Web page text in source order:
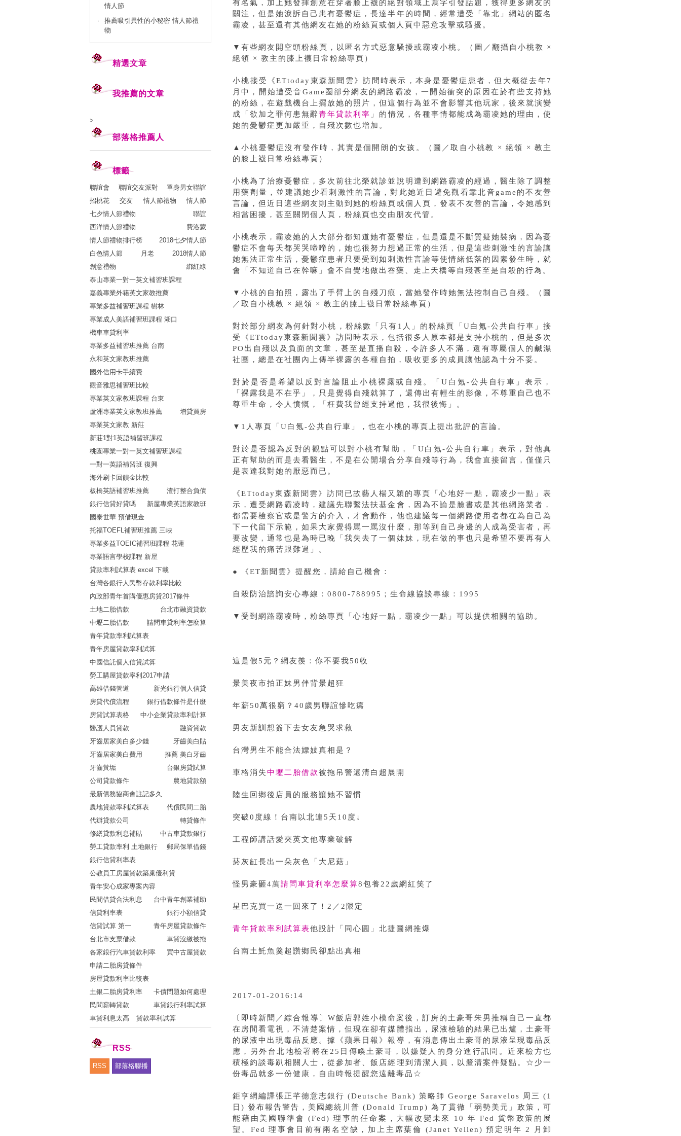
有名氣，加上她發揮創意在穿著膝上襪的絕對領域上寫字引發話題，獲得更多網友的
關注，但是她淚訴自己患有憂鬱症，長達半年的時間，經常遭受「靠北」網站的匿名
霸凌，甚至還有其他網友在她的粉絲頁或個人頁中惡意攻擊或騷擾。
▼有些網友開空頭粉絲頁，以匿名方式惡意騷擾或霸凌小桃。（圖／翻攝自小桃教 ×
絕領 × 教主的膝上襪日常粉絲專頁）
小桃接受《ETtoday東森新聞雲》訪問時表示，本身是憂鬱症患者，但大概從去年7
月中，開始遭受音Game圈部分網友的網路霸凌，一開始衝突的原因在於有些支持她
的粉絲，在遊戲機台上擺放她的照片，但這個行為並不會影響其他玩家，後來就演變
成「欲加之罪何患無辭青年貸款利率 」的情況，各種事情都能成為霸凌她的理由，使
她的憂鬱症更加嚴重，自殘次數也增加。
▲小桃憂鬱症沒有發作時，其實是個開朗的女孩。（圖／取自小桃教 × 絕領 × 教主
的膝上襪日常粉絲專頁）
小桃為了治療憂鬱症，多次前往北榮就診並說明遭到網路霸凌的經過，醫生除了調整
用藥劑量，並建議她少看刺激性的言論，對此她近日避免觀看靠北音game的不友善
言論，但近日這些網友則主動到她的粉絲頁或個人頁，發表不友善的言論，令她感到
相當困擾，甚至關閉個人頁，粉絲頁也交由朋友代管。
小桃表示，霸凌她的人大部分都知道她有憂鬱症，但是還是不斷質疑她裝病，因為憂
鬱症不會每天都哭哭啼啼的，她也很努力想過正常的生活，但是這些刺激性的言論讓
她無法正常生活，憂鬱症患者只要受到如刺激性言論等使情緒低落的因素發生時，就
會「不知道自己在幹嘛」會不自覺地做出吞藥、走上天橋等自殘甚至是自殺的行為。
▼小桃的自拍照，露出了手臂上的自殘刀痕，當她發作時她無法控制自己自殘。（圖
／取自小桃教 × 絕領 × 教主的膝上襪日常粉絲專頁）
對於部分網友為何針對小桃，粉絲數「只有1人」的粉絲頁「U白氪-公共自行車」接
受《ETtoday東森新聞雲》訪問時表示，包括很多人原本都是支持小桃的，但是多次
PO出自殘以及負面的文章，甚至是直播自殺，令許多人不滿，還有專屬個人的鹹濕
社團，總是在社團內上傳半裸露的各種自拍，吸收更多的成員讓他認為十分不妥。
對於是否是希望以反對言論阻止小桃裸露或自殘。「U白氪-公共自行車」表示，
「裸露我是不在乎」，只是覺得自殘就算了，還傳出有輕生的影像，不尊重自己也不
尊重生命，令人憤慨，「枉費我曾經支持過他，我很後悔」。
▼1人專頁「U白氪-公共自行車」，也在小桃的專頁上提出批評的言論。
對於是否認為反對的觀點可以對小桃有幫助，「U白氪-公共自行車」表示，對他真
正有幫助的而是去看醫生，不是在公開場合分享自殘等行為，我會直接留言，僅僅只
是表達我對她的厭惡而已。
《ETtoday東森新聞雲》訪問已故藝人楊又穎的專頁「心地好一點，霸凌少一點」表
示，遭受網路霸凌時，建議先聯繫法扶基金會，因為不論是臉書或是其他網路業者，
都需要檢察官或是警方的介入，才會動作，他也建議每一個網路使用者都在為自己為
下一代留下示範，如果大家覺得罵一罵沒什麼，那等到自己身邊的人成為受害者，再
要改變，通常也是為時已晚「我失去了一個妹妹，現在做的事也只是希望不要再有人
經歷我的痛苦跟難過」。
● 《ET新聞雲》提醒您，請給自己機會：
自殺防治諮詢安心專線：0800-788995；生命線協談專線：1995
▼受到網路霸凌時，粉絲專頁「心地好一點，霸凌少一點」可以提供相關的協助。
這是假5元？網友羨：你不要我50收
景美夜市拍正妹男伴背景超狂
年薪50萬很窮？40歲男聯誼慘吃癟
男友新訓想簽下去女友急哭求救
台灣男生不能合法嫖妓真相是？
車格消失中壢二胎借款被拖吊警還清白超展開
陸生回鄉後店員的服務讓她不習慣
突破0度線！台南以北連5天10度↓
工程師講話愛夾英文他專業破解
菸灰缸長出一朵灰色「大尼菇」
怪男豪砸4萬請問車貸利率怎麼算8包養22歲網紅笑了
星巴克買一送一回來了！2／2限定
青年貸款率利試算表他設計「同心圓」北捷圖網推爆
台南土魠魚羹超讚鄉民卻點出真相
2017-01-2016:14
〔即時新聞／綜合報導〕W飯店郭姓小模命案後，訂房的土豪哥朱男推稱自己一直都
在房間看電視，不清楚案情，但現在卻有媒體指出，尿液檢驗的結果已出爐，土豪哥
的尿液中出現毒品反應。據《蘋果日報》報導，有消息傳出土豪哥的尿液呈現毒品反
應，另外台北地檢署將在25日傳喚土豪哥，以嫌疑人的身分進行訊問。近來檢方也
積極約談毒趴相關人士，從參加者、飯店經理到清潔人員，以釐清案件疑點。☆少一
份毒品就多一份健康，自由時報提醒您遠離毒品☆
鉅亨網編譯張正芊德意志銀行 (Deutsche Bank) 策略師 George Saravelos 周三 (1
日) 發布報告警告，美國總統川普 (Donald Trump) 為了貫徹「弱勢美元」政策，可
能藉由美國聯準會 (Fed) 理事的任命案，大幅改變未來 10 年 Fed 貨幣政策的展
望。Fed 理事會目前有兩名空缺，加上主席葉倫 (Janet Yellen) 預定明年 2 月卸
情人節
推薦吸引異性的小秘密 情人節禮
物
精選文章
我推薦的文章
>
部落格推薦人
標籤
聯誼會 聯誼交友派對
單身男女聯誼
招桃花
交友 情人節禮物
情人節
七夕情人節禮物
聯誼
西洋情人節禮物
費洛蒙
情人節禮物排行榜
2018七夕情人節
白色情人節
月老
2018情人節
創意禮物
綁紅線
泰山專業一對一英文補習班課程
嘉義專業外籍英文家教推薦
專業多益補習班課程 樹林
專業成人美語補習班課程 湖口
機車車貸利率
專業多益補習班推薦 台南
永和英文家教班推薦
國外信用卡手續費
觀音雅思補習班比較
專業英文家教班課程 台東
蘆洲專業英文家教班推薦
增貸買房
專業英文家教 新莊
新莊1對1英語補習班課程
桃園專業一對一英文補習班課程
一對一英語補習班 復興
海外刷卡回饋金比較
板橋英語補習班推薦
渣打整合負債
銀行信貸好貸嗎
新屋專業英語家教班
國泰世華 預借現金
托福TOEFL補習班推薦 三峽
專業多益TOEIC補習班課程 花蓮
專業語言學校課程 新屋
貸款率利試算表 excel 下載
台灣各銀行人民幣存款利率比較
內政部青年首購優惠房貸2017條件
土地二胎借款
台北市融資貸款
中壢二胎借款
請問車貸利率怎麼算
青年貸款率利試算表
青年房屋貸款率利試算
中國信託個人信貸試算
勞工購屋貸款率利2017申請
高雄借錢管道
新光銀行個人信貸
房貸代償流程
銀行借款條件是什麼
房貸試算表格
中小企業貸款率利計算
醫護人員貸款
融資貸款
牙齒居家美白多少錢
牙齒美白貼
牙齒居家美白費用
推薦 美白牙齒
牙齒黃垢
台銀房貸試算
公司貸款條件
農地貸款額
最新債務協商會註記多久
農地貸款率利試算表
代償民間二胎
代辦貸款公司
轉貸條件
修繕貸款利息補貼
中古車貸款銀行
勞工貸款率利 土地銀行
郵局保單借錢
銀行信貸利率表
公教員工房屋貸款築巢優利貸
青年安心成家專案內容
民間借貸合法利息
台中青年創業補助
信貸利率表
銀行小額信貸
信貸試算 第一
青年房屋貸款條件
台北市支票借款
車貸沒繳被拖
各家銀行汽車貸款利率
買中古屋貸款
申請二胎房貸條件
房屋貸款利率比較表
土銀二胎房貸利率
卡債問題如何處理
民間薪轉貸款
車貸銀行利率試算
車貸利息太高
貸款率利試算
RSS
RSS 部落格聯播